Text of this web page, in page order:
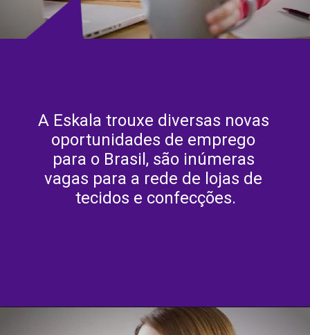
A Eskala trouxe diversas novas
oportunidades de emprego
para o Brasil, são inúmeras
vagas para a rede de lojas de
tecidos e confecções.